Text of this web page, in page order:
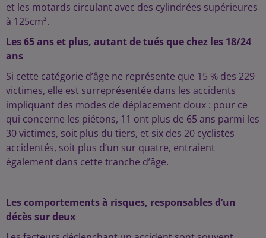
et les motards circulant avec des cylindrées supérieures
à 125cm².
Les 65 ans et plus, autant de tués que chez les 18/24
ans
Si cette catégorie d’âge ne représente que 15 % des 229
victimes, elle est surreprésentée dans les accidents
impliquant des modes de déplacement doux : pour ce
qui concerne les piétons, 11 ont plus de 65 ans parmi les
30 victimes, soit plus du tiers, et six des 20 cyclistes
accidentés, soit plus d’un sur quatre, entraient
également dans cette tranche d’âge.
Les comportements à risques, responsables d’un
décès sur deux